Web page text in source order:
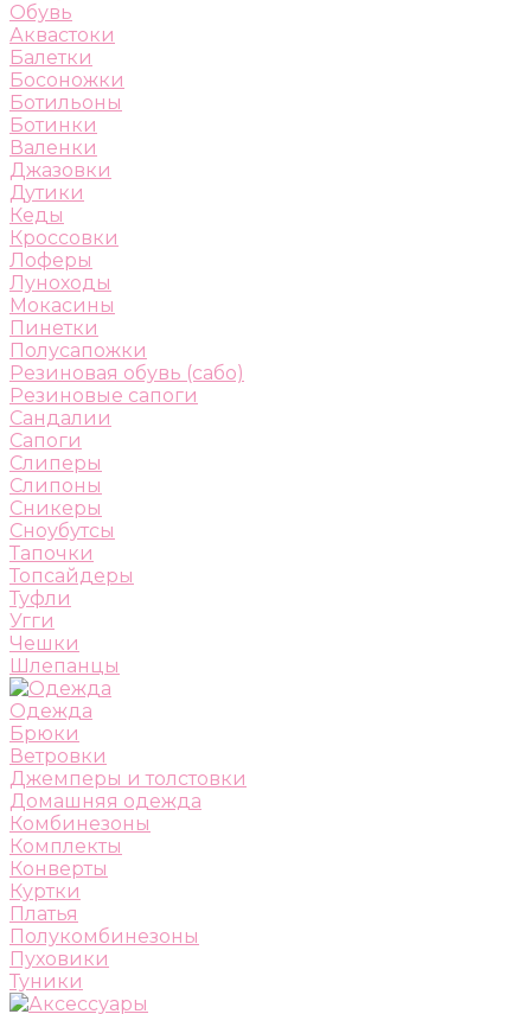
Обувь
Аквастоки
Балетки
Босоножки
Ботильоны
Ботинки
Валенки
Джазовки
Дутики
Кеды
Кроссовки
Лоферы
Луноходы
Мокасины
Пинетки
Полусапожки
Резиновая обувь (сабо)
Резиновые сапоги
Сандалии
Сапоги
Слиперы
Слипоны
Сникеры
Сноубутсы
Тапочки
Топсайдеры
Туфли
Угги
Чешки
Шлепанцы
Одежда
Брюки
Ветровки
Джемперы и толстовки
Домашняя одежда
Комбинезоны
Комплекты
Конверты
Куртки
Платья
Полукомбинезоны
Пуховики
Туники